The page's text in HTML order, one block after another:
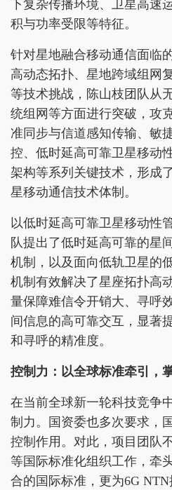
下复杂传播环境、卫星高速
积与功率受限等特征。
针对星地融合移动通信面临
高动态拓扑、星地跨域组网
等技术挑战，陈山枝团队从
统组网等方面进行突破，攻
准同步与信道感知传输、敏
控、低时延高可靠卫星移动
架构等系列关键技术，形成
星移动通信技术体制。
以低时延高可靠卫星移动性
队提出了低时延高可靠的星
机制，以及面向低轨卫星的
机制有效解决了星座拓扑高
量保障难信令开销大、寻呼
间信息的高可靠交互，显著
和寻呼的精准度。
控制力：以全球标准牵引，
在当前全球新一轮科技竞争
制力。国资委也多次要求，
控制作用。对此，项目团队
等国际标准化组织工作，牵
合的国际标准，更为6G NTN